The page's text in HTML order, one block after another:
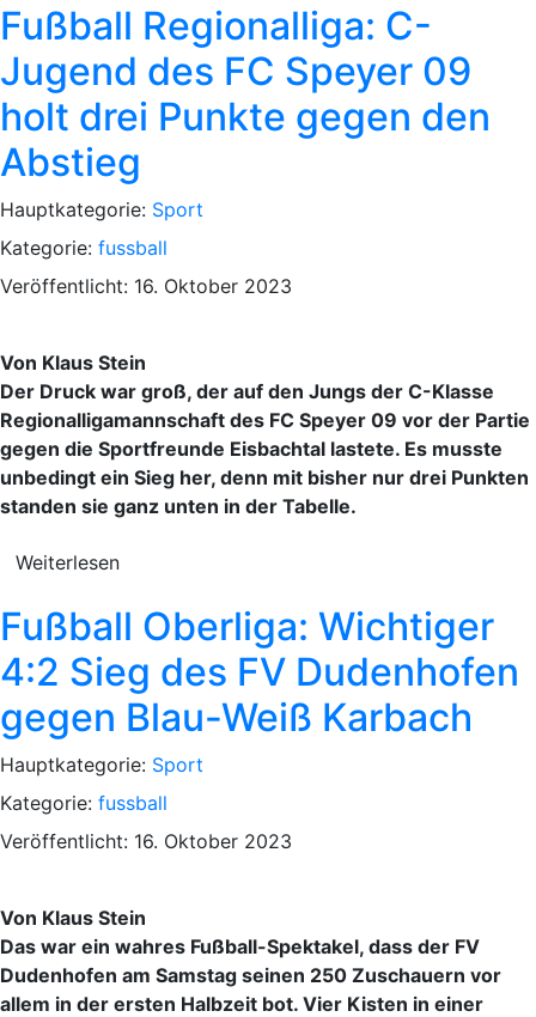
Fußball Regionalliga: C-
Jugend des FC Speyer 09
holt drei Punkte gegen den
Abstieg
Hauptkategorie: Sport
Kategorie: fussball
Veröffentlicht: 16. Oktober 2023
Von Klaus Stein
Der Druck war groß, der auf den Jungs der C-Klasse
Regionalligamannschaft des FC Speyer 09 vor der Partie
gegen die Sportfreunde Eisbachtal lastete. Es musste
unbedingt ein Sieg her, denn mit bisher nur drei Punkten
standen sie ganz unten in der Tabelle.
Weiterlesen
Fußball Oberliga: Wichtiger
4:2 Sieg des FV Dudenhofen
gegen Blau-Weiß Karbach
Hauptkategorie: Sport
Kategorie: fussball
Veröffentlicht: 16. Oktober 2023
Von Klaus Stein
Das war ein wahres Fußball-Spektakel, dass der FV
Dudenhofen am Samstag seinen 250 Zuschauern vor
allem in der ersten Halbzeit bot. Vier Kisten in einer